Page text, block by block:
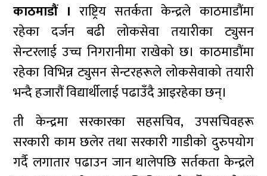
काठमाडौं । राष्ट्रिय सतर्कता केन्द्रले काठमाडौंमा
रहेका दर्जन बढी लोकसेवा तयारीका ट्युसन
सेन्टरलाई उच्च निगरानीमा राखेको छ। काठमाडौंमा
रहेका विभिन्न ट्युसन सेन्टरहरूले लोकसेवाको तयारी
भन्दै हजारौं विद्यार्थीलाई पढाउँदै आइरहेका छन्।
ती केन्द्रमा सरकारका सहसचिव, उपसचिवहरू
सरकारी काम छलेर तथा सरकारी गाडीको दुरुपयोग
गर्दै लगातार पढाउन जान थालेपछि सर्तकता केन्द्रले